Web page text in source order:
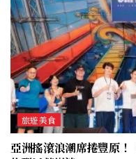
旅遊美食
亞洲搖滾浪潮席捲豐原